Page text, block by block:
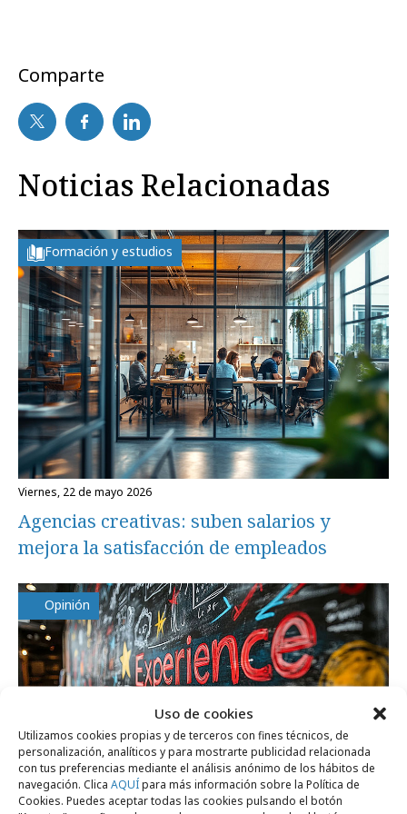
Uso de cookies
Utilizamos cookies propias y de terceros con fines técnicos, de
personalización, analíticos y para mostrarte publicidad relacionada
con tus preferencias mediante el análisis anónimo de los hábitos de
navegación. Clica AQUÍpara más información sobre la Política de
Cookies. Puedes aceptar todas las cookies pulsando el botón
Comparte
Noticias Relacionadas
Formación y estudios
viernes, 22 de mayo 2026
Agencias creativas: suben salarios y
mejora la satisfacción de empleados
Opinión